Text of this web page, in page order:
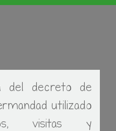
decreto de
utilizado
visitas y